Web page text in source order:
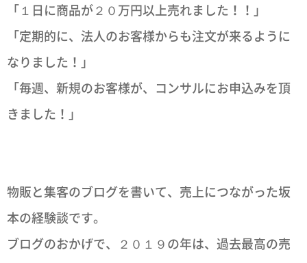
「１日に商品が２０万円以上売れました！！」
「定期的に、法人のお客様からも注文が来るように
なりました！」
「毎週、新規のお客様が、コンサルにお申込みを頂
きました！」
物販と集客のブログを書いて、売上につながった坂
本の経験談です。
ブログのおかげで、２０１９の年は、過去最高の売